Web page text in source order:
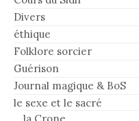
Divers
éthique
Folklore sorcier
Guérison
Journal magique & BoS
le sexe et le sacré